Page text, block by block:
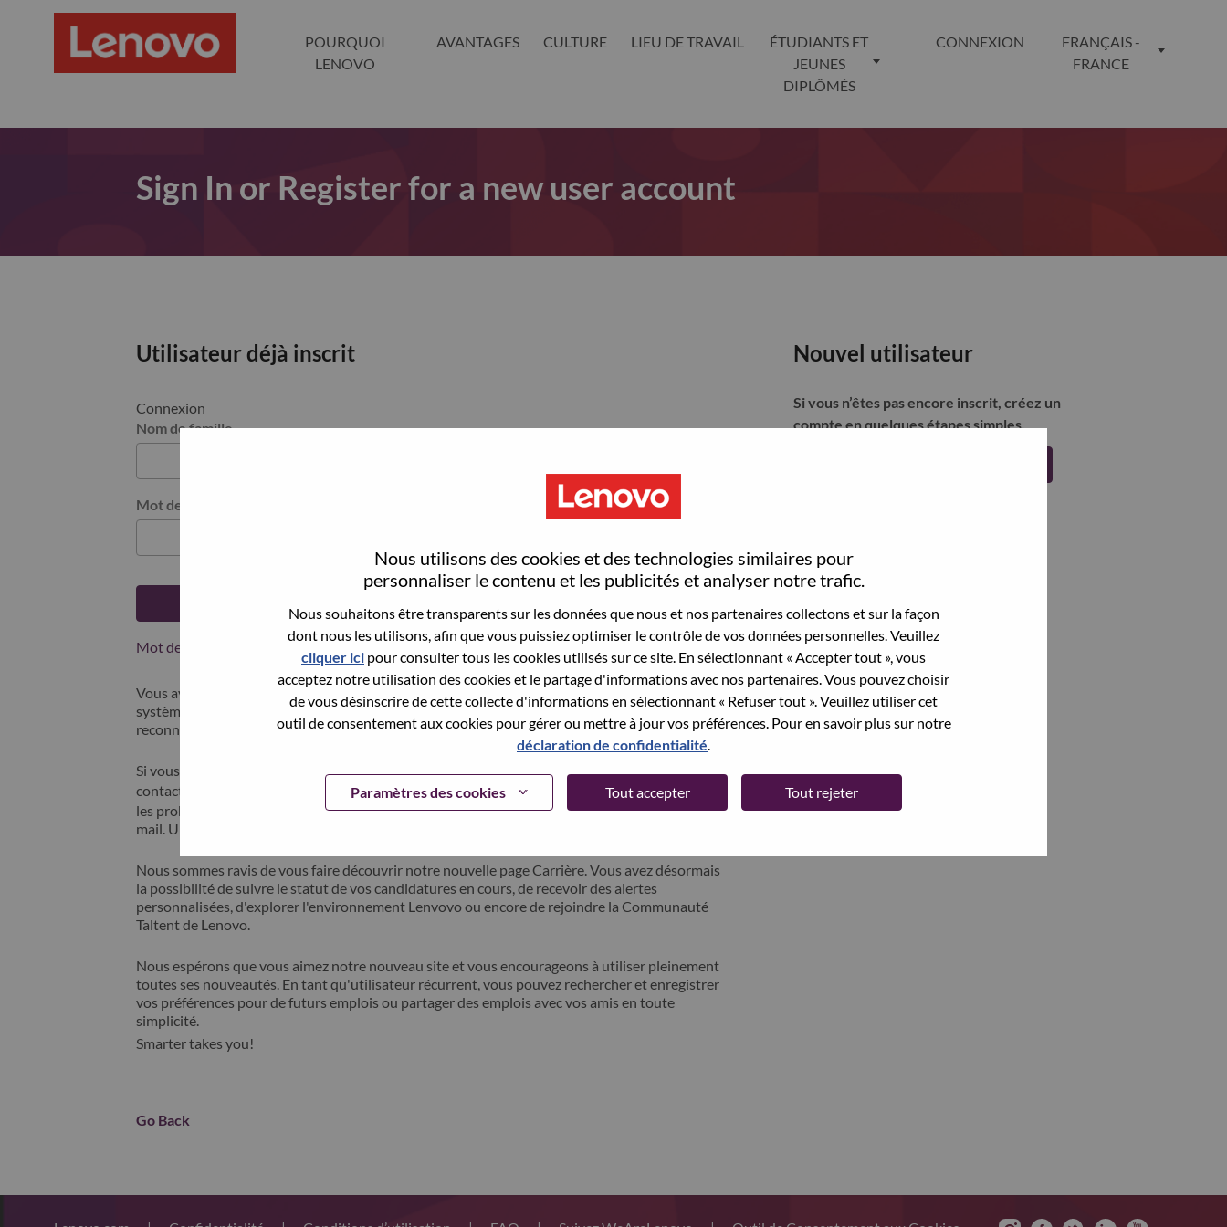
Nous utilisons des cookies et des technologies similaires pour
personnaliser le contenu et les publicités et analyser notre trafic.
Nous souhaitons être transparents sur les données que nous et nos partenaires collectons et sur la façon
dont nous les utilisons, afin que vous puissiez optimiser le contrôle de vos données personnelles. Veuillez
cliquer ici pour consulter tous les cookies utilisés sur ce site. En sélectionnant « Accepter tout », vous
acceptez notre utilisation des cookies et le partage d'informations avec nos partenaires. Vous pouvez choisir
de vous désinscrire de cette collecte d'informations en sélectionnant « Refuser tout ». Veuillez utiliser cet
outil de consentement aux cookies pour gérer ou mettre à jour vos préférences. Pour en savoir plus sur notre
déclaration de confidentialité.
Paramètres des cookies Tout accepter Tout rejeter
POURQUOI
LENOVO
AVANTAGES CULTURE LIEU DE TRAVAIL
ÉTUDIANTS ET
JEUNES
DIPLÔMÉS
CONNEXION
FRANÇAIS -
FRANCE
Sign In or Register for a new user account
Utilisateur déjà inscrit
Connexion
Nom de famille
Mot de passe
Mot de passe oublié ?
Vous avez postulé récemment ? Nous avons sauvegardé votre adresse email dans nos
systèmes; sélectionner "mot de passe oublié" pour réinitialiser votre compte et vous
reconnecter.
Si vous rencontrez des difficultés pour vous connecter ou pour vous inscrire, merci de
contacter nos équipes RH à l'adresse suivante:hrsupport@lenovo.com
et de décrire en anglais
les problèmes que vous rencontrez. Merci d'inclure "applicant Login Issue" dans l'objet du
mail. Un membre de notre équipe prendra contact avec vous pour résoudre votre problème.
Nous sommes ravis de vous faire découvrir notre nouvelle page Carrière. Vous avez désormais
la possibilité de suivre le statut de vos candidatures en cours, de recevoir des alertes
personnalisées, d'explorer l'environnement Lenvovo ou encore de rejoindre la Communauté
Taltent de Lenovo.
Nous espérons que vous aimez notre nouveau site et vous encourageons à utiliser pleinement
toutes ses nouveautés. En tant qu'utilisateur récurrent, vous pouvez rechercher et enregistrer
vos préférences pour de futurs emplois ou partager des emplois avec vos amis en toute
simplicité.
Smarter takes you!
Nouvel utilisateur
Si vous n’êtes pas encore inscrit, créez un
compte en quelques étapes simples.
Go Back